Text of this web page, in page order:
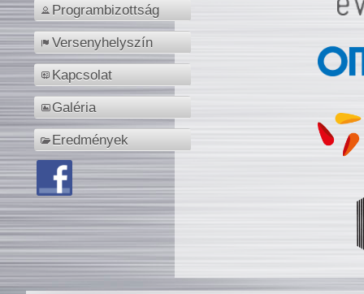
Programbizottság
Versenyhelyszín
Kapcsolat
Galéria
Eredmények